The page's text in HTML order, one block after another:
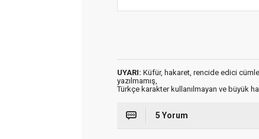
UYARI: Küfür, hakaret, rencide edici
yazılmamış,
Türkçe karakter kullanılmayan ve büyük
5 Yorum